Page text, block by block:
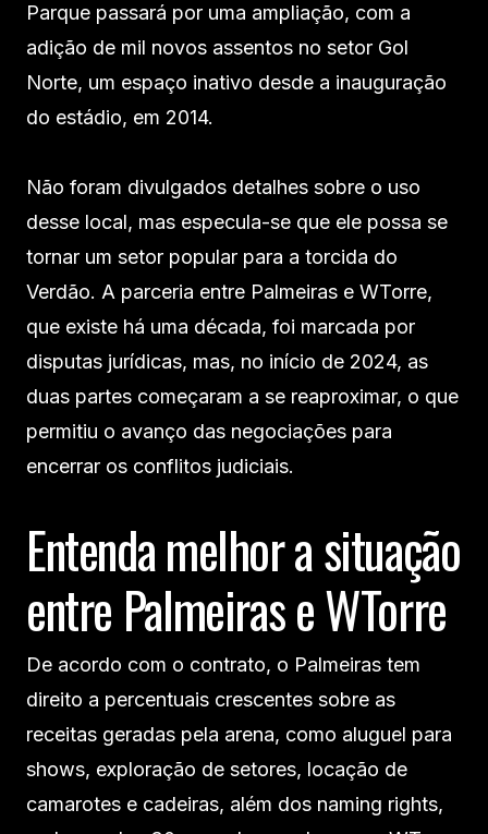
Parque passará por uma ampliação, com a
adição de mil novos assentos no setor Gol
Norte, um espaço inativo desde a inauguração
do estádio, em 2014.
Não foram divulgados detalhes sobre o uso
desse local, mas especula-se que ele possa se
tornar um setor popular para a torcida do
Verdão. A parceria entre Palmeiras e WTorre,
que existe há uma década, foi marcada por
disputas jurídicas, mas, no início de 2024, as
duas partes começaram a se reaproximar, o que
permitiu o avanço das negociações para
encerrar os conflitos judiciais.
Entenda melhor a situação
entre Palmeiras e WTorre
De acordo com o contrato, o Palmeiras tem
direito a percentuais crescentes sobre as
receitas geradas pela arena, como aluguel para
shows, exploração de setores, locação de
camarotes e cadeiras, além dos naming rights,